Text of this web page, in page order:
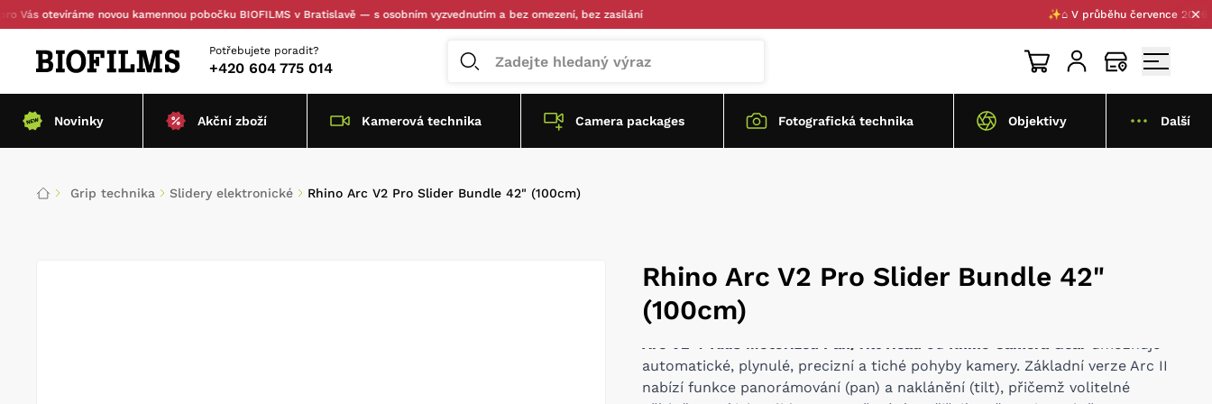
otevíráme novou kamennou pobočku BIOFILMS v Bratislavě — s osobním vyzvednutím a bez omezení, bez zasílání ✨⌂ V průběhu července 2026 pro
Potřebujete poradit?
+420 604 775 014
Novinky Akční zboží Kamerová technika Camera packages Fotografická technika Objektivy Další
Grip technika Slidery elektronické Rhino Arc V2 Pro Slider Bundle 42" (100cm)
Rhino Arc V2 Pro Slider Bundle 42"
(100cm)
Arc V2 4-Axis Motorized Pan/Tilt Head od Rhino Camera Gear umožňuje
automatické, plynulé, precizní a tiché pohyby kamery. Základní verze Arc II
nabízí funkce panorámování (pan) a naklánění (tilt), přičemž volitelné